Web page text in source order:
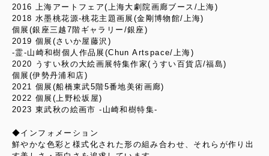
2016 上海アートフェア(上海大劇院画廊ブース/上海)
2018 水墨桃花源-桃花主題画展(金剛博物館/上海)
個展(銀座三越7階ギャラリー/銀座)
2019 個展(さいか屋藤沢)
-霊-山崎和樹個人作品展(Chun Artspace/上海)
2020 うすい秋の大絵画展特集作家(うすい百貨店/福島)
個展(伊勢丹浦和店)
2021 個展(船橋東武5階5番地美術画廊)
2022 個展(上野松坂屋)
2023 東武秋の絵画市 -山崎和樹特集-
◆インフォメーション
鮮やかな色彩と様式化された形の組み合わせ、それらが作り出